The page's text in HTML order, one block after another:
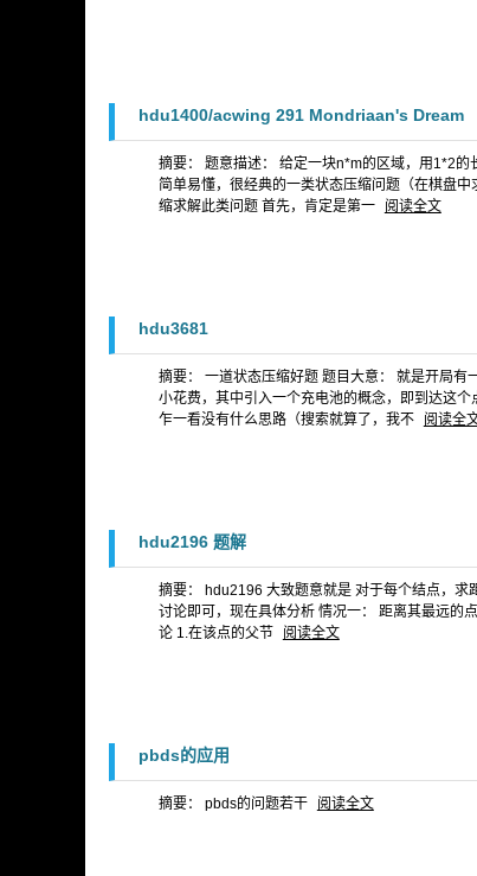
hdu1400/acwing 291 Mondriaan's Dream
摘要： 题意描述： 给定一块n*m的区域，用1*2的
简单易懂，很经典的一类状态压缩问题（在棋盘
缩求解此类问题 首先，肯定是第一
阅读全文
hdu3681
摘要： 一道状态压缩好题 题目大意： 就是开局
小花费，其中引入一个充电池的概念，即到达这
乍一看没有什么思路（搜索就算了，我不
阅读全
hdu2196 题解
摘要： hdu2196 大致题意就是 对于每个结点，
讨论即可，现在具体分析 情况一： 距离其最远的
论 1.在该点的父节
阅读全文
pbds的应用
摘要： pbds的问题若干 阅读全文